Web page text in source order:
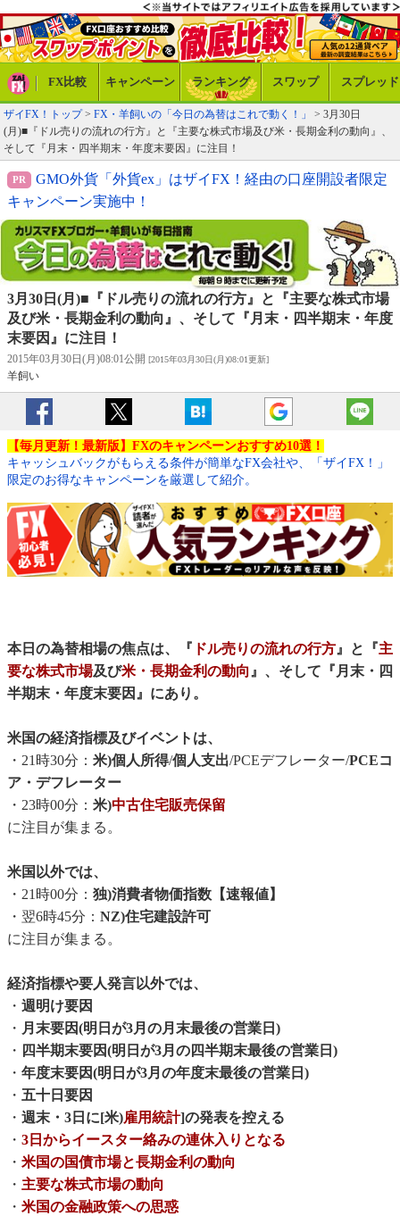
FX比較 キャンペーン ランキング スワップ スプレッド
ザイFX！トップ> FX・羊飼いの「今日の為替はこれで動く！」
> 3月30日
(月)■『ドル売りの流れの行方』と『主要な株式市場及び米・長期金利の動向』、
そして『月末・四半期末・年度末要因』に注目！
GMO外貨「外貨ex」はザイFX！経由の口座開設者限定
キャンペーン実施中！
3月30日(月)■『ドル売りの流れの行方』と『主要な株式市場
及び米・長期金利の動向』、そして『月末・四半期末・年度
末要因』に注目！
2015年03月30日(月)08:01公開 [2015年03月30日(月)08:01更新]
羊飼い
【毎月更新！最新版】FXのキャンペーンおすすめ10選！
キャッシュバックがもらえる条件が簡単なFX会社や、「ザイFX！」
限定のお得なキャンペーンを厳選して紹介。
本日の為替相場の焦点は、『 ドル売りの流れの行方』と『主
要な株式市場及び米・長期金利の動向』、そして『月末・四
半期末・年度末要因』にあり。
米国の経済指標及びイベントは、
・21時30分： 米)個人所得/個人支出/PCEデフレーター/PCEコ
ア・デフレーター
・23時00分： 米)中古住宅販売保留
に注目が集まる。
米国以外では、
・21時00分： 独)消費者物価指数【速報値】
・翌6時45分： NZ)住宅建設許可
に注目が集まる。
経済指標や要人発言以外では、
・ 週明け要因
・ 月末要因(明日が3月の月末最後の営業日)
・ 四半期末要因(明日が3月の四半期末最後の営業日)
・ 年度末要因(明日が3月の年度末最後の営業日)
・ 五十日要因
・ 週末・3日に[米)雇用統計]の発表を控える
・ 3日からイースター絡みの連休入りとなる
・ 米国の国債市場と長期金利の動向
・ 主要な株式市場の動向
・ 米国の金融政策への思惑